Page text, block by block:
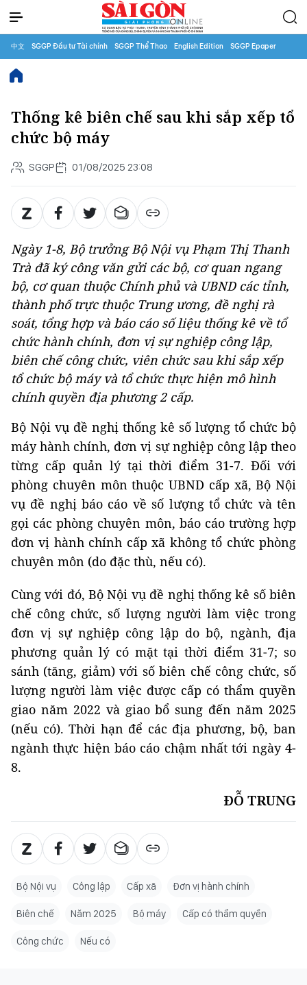
中文 SGGP Đầu tư Tài chính SGGP Thể Thao English Edition SGGP Epaper
Thống kê biên chế sau khi sắp xếp tổ
chức bộ máy
SGGP 01/08/2025 23:08
Ngày 1-8, Bộ trưởng Bộ Nội vụ Phạm Thị Thanh
Trà đã ký công văn gửi các bộ, cơ quan ngang
bộ, cơ quan thuộc Chính phủ và UBND các tỉnh,
thành phố trực thuộc Trung ương, đề nghị rà
soát, tổng hợp và báo cáo số liệu thống kê về tổ
chức hành chính, đơn vị sự nghiệp công lập,
biên chế công chức, viên chức sau khi sắp xếp
tổ chức bộ máy và tổ chức thực hiện mô hình
chính quyền địa phương 2 cấp.
Bộ Nội vụ đề nghị thống kê số lượng tổ chức bộ
máy hành chính, đơn vị sự nghiệp công lập theo
từng cấp quản lý tại thời điểm 31-7. Đối với
phòng chuyên môn thuộc UBND cấp xã, Bộ Nội
vụ đề nghị báo cáo về số lượng tổ chức và tên
gọi các phòng chuyên môn, báo cáo trường hợp
đơn vị hành chính cấp xã không tổ chức phòng
chuyên môn (do đặc thù, nếu có).
Cùng với đó, Bộ Nội vụ đề nghị thống kê số biên
chế công chức, số lượng người làm việc trong
đơn vị sự nghiệp công lập do bộ, ngành, địa
phương quản lý có mặt tại thời điểm 31-7; so
sánh (tăng, giảm) với số biên chế công chức, số
lượng người làm việc được cấp có thẩm quyền
giao năm 2022 và giao bổ sung đến năm 2025
(nếu có). Thời hạn để các địa phương, bộ, ban
ngành thực hiện báo cáo chậm nhất tới ngày 4-
8.
ĐỖ TRUNG
Bộ Nội vụ Công lập Cấp xã Đơn vị hành chính
Biên chế Năm 2025 Bộ máy Cấp có thẩm quyền
Công chức Nếu có